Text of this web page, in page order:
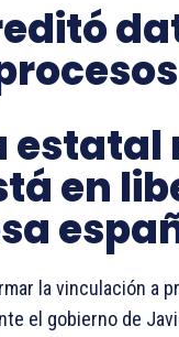
en
la vinculación a
el gobierno de